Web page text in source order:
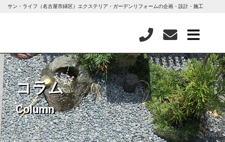
サン・ライフ（名古屋市緑区）エクステリア・ガーデンリフォームの企画・設計・施工
コラム
Column